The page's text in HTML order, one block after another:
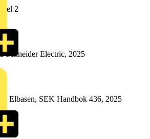
del 2
Schneider Electric, 2025
Elbasen, SEK Handbok 436, 2025